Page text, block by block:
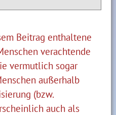
Beitrag enthaltene
verachtende
vermutlich sogar
außerhalb
(bzw.
auch als